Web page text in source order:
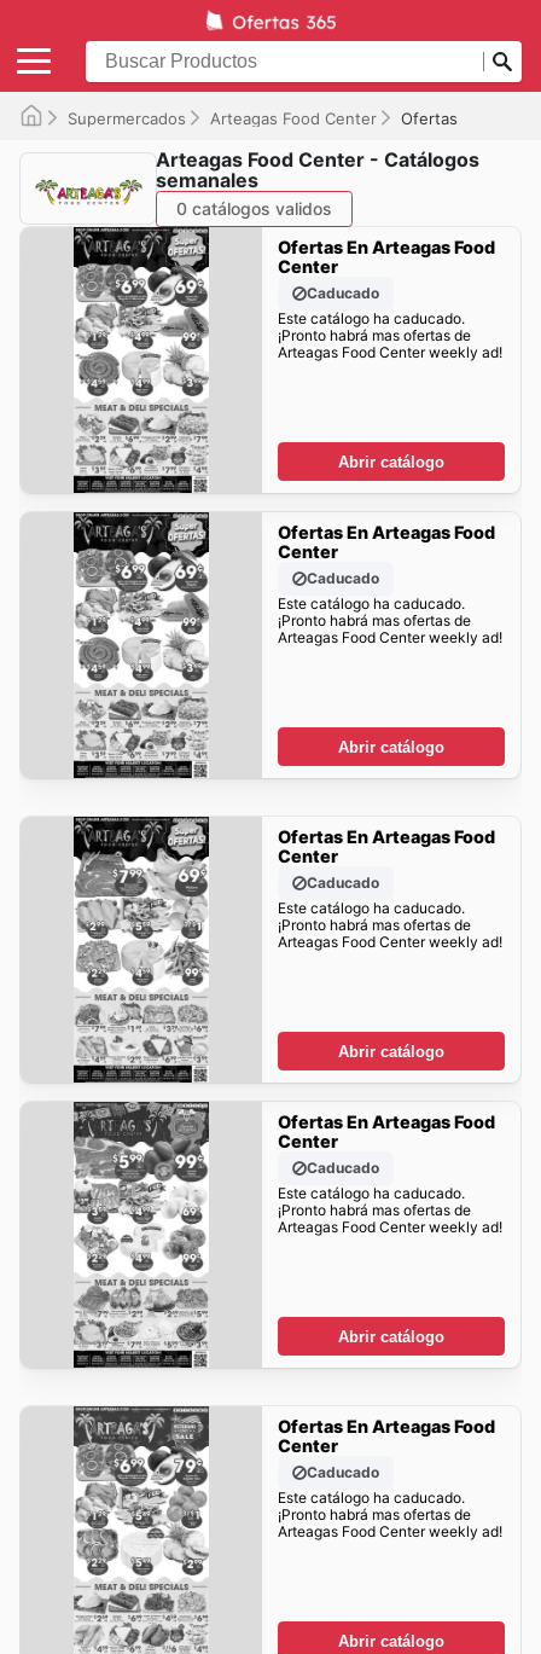
Supermercados Arteagas Food Center Ofertas
Arteagas Food Center - Catálogos
semanales
0 catálogos validos
Ofertas En Arteagas Food
Center
Caducado
Este catálogo ha caducado.
¡Pronto habrá mas ofertas de
Arteagas Food Center weekly ad!
Abrir catálogo
Ofertas En Arteagas Food
Center
Caducado
Este catálogo ha caducado.
¡Pronto habrá mas ofertas de
Arteagas Food Center weekly ad!
Abrir catálogo
Ofertas En Arteagas Food
Center
Caducado
Este catálogo ha caducado.
¡Pronto habrá mas ofertas de
Arteagas Food Center weekly ad!
Abrir catálogo
Ofertas En Arteagas Food
Center
Caducado
Este catálogo ha caducado.
¡Pronto habrá mas ofertas de
Arteagas Food Center weekly ad!
Abrir catálogo
Ofertas En Arteagas Food
Center
Caducado
Este catálogo ha caducado.
¡Pronto habrá mas ofertas de
Arteagas Food Center weekly ad!
Abrir catálogo